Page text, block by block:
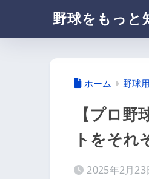
野球をもっと
ホーム 野球
【プロ
トをそれ
2025年2月23